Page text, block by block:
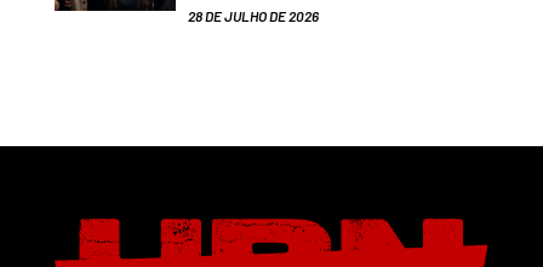
28 DE JULHO DE 2026